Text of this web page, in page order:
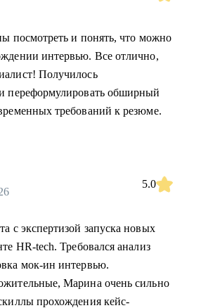
посмотреть и понять, что можно
интервью. Все отлично,
Получилось
переформулировать обширный
требований к резюме.
5.0
с экспертизой запуска новых
HR-tech. Требовался анализ
мок-ин интервью.
Марина очень сильно
прохождения кейс-